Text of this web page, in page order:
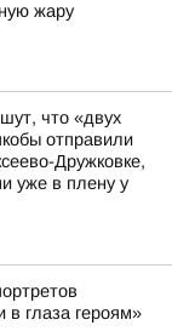
жару
что «двух
отправили
Дружковке,
уже в плену у
глаза героям»